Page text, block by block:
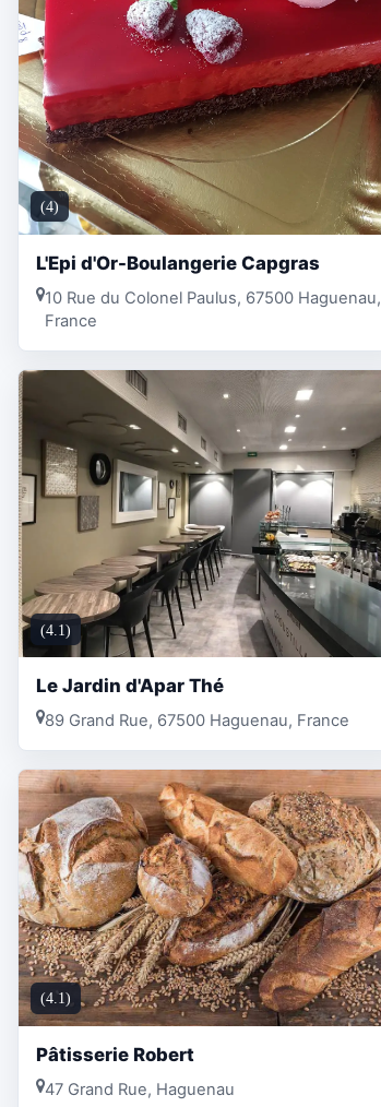
(4)
L'Epi d'Or-Boulangerie Capgras
10 Rue du Colonel Paulus, 67500 Haguenau,
France
(4.1)
Le Jardin d'Apar Thé
89 Grand Rue, 67500 Haguenau, France
(4.1)
Pâtisserie Robert
47 Grand Rue, Haguenau